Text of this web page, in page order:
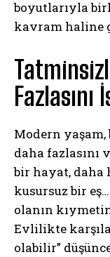
boyutlarıyla
kavram haline
Modern
daha fazlasını
bir hayat, daha
kusursuz bir
olanın
Evlilikte
olabilir”